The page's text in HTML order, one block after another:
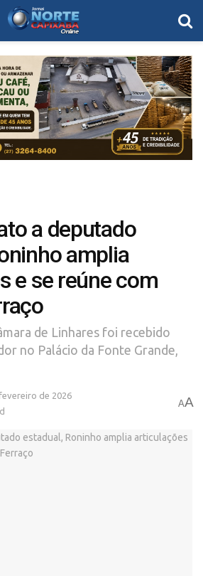
a deputado
amplia
e se reúne com
de Linhares foi recebido
no Palácio da Fonte Grande,
de 2026
AA